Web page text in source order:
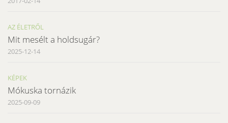
AZ ÉLETRŐL
Mit mesélt a holdsugár?
2025-12-14
KÉPEK
Mókuska tornázik
2025-09-09